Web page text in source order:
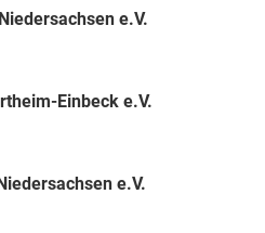
e.V.
Einbeck e.V.
e.V.